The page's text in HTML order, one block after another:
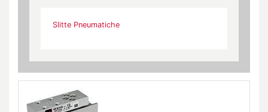
Slitte Pneumatiche